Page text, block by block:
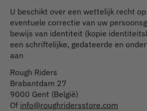
U beschikt over een wettelijk recht op
eventuele correctie van uw
bewijs van identiteit (kopie
een schriftelijke, gedateerde en
aan
Rough Riders
Brabantdam 27
9000 Gent (België)
Of info@roughridersstore.com